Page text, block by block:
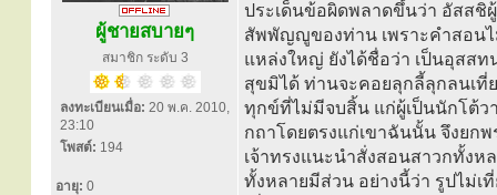
ผู้ชายสบายๆ
สมาชิก ระดับ 3
ลงทะเบียนเมื่อ: 20 พ.ค. 2010,
23:10
โพสต์: 194
อายุ: 0
ประเด็นข้อผิดพลาดขึ้นว่า อัสสชิ
สัพพัญญูของท่าน เพราะคำสอน
แหล่งใหญ่ ยังได้ชื่อว่า เป็นอุสส
สุขมิได้ ท่านจะคอยลุกลี้ลุกลนเที่
ทุกข์ที่ไม่มีจบสิ้น แก่ผู้เป็นนักโต้ว
กถาโดยตรงแก่เขาฉันนั้น จึงยก
เจ้าทรงแนะนำสั่งสอนสาวกทั้งห
ทั้งหลายมีส่วน อย่างนี้ว่า รูปไม่เ